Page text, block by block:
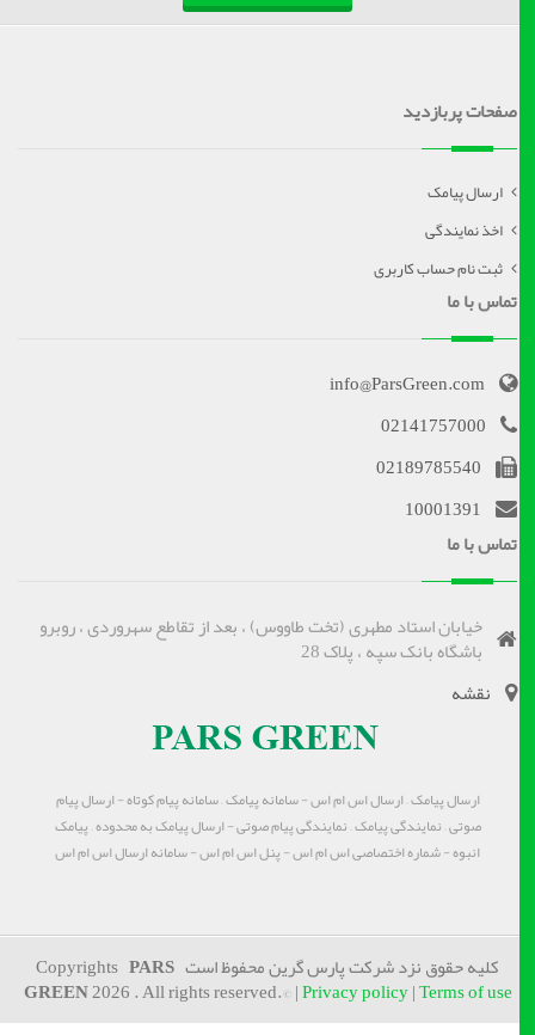
صفحات پربازدید
ارسال پیامک
اخذ نمایندگی
ثبت نام حساب کاربری
تماس با ما
info@ParsGreen.com
02141757000
02189785540
10001391
تماس با ما
خیابان استاد مطهری (تخت طاووس) ، بعد از تقاطع سهروردی ، روبرو
باشگاه بانک سپه ، پلاک 28
نقشه
ارسال پیامک – ارسال اس ام اس - سامانه پیامک – سامانه پیام کوتاه - ارسال پیام
صوتی – نمایندگی پیامک – نمایندگی پیام صوتی - ارسال پیامک به محدوده – پیامک
انبوه - شماره اختصاصی اس ام اس - پنل اس ام اس - سامانه ارسال اس ام اس
کلیه حقوق نزد شرکت پارس گرین محفوظ است CopyrightsPARS
GREEN2026 . All rights reserved.© |Privacy policy|Terms of use